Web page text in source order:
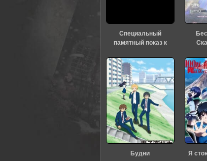
Специальный
памятный показ к
«Евангелиона» (2026)
Будни
Я